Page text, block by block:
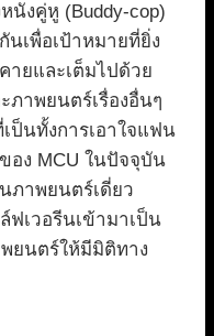
นังคู่หู (Buddy-cop)
นเพื่อเป้าหมายที่ยิ่ง
ยและเต็มไปด้วย
ภาพยนตร์เรื่องอื่นๆ
ป็นทั้งการเอาใจแฟน
ง MCU ในปัจจุบัน
ภาพยนตร์เดี่ยว
เวอรีนเข้ามาเป็น
ยนตร์ให้มีมิติทาง